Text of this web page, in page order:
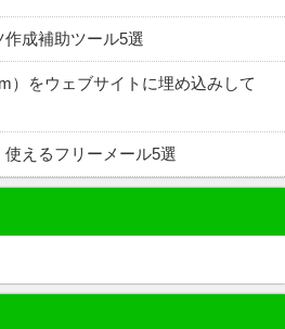
成補助ツール5選
）をウェブサイトに埋め込みして
えるフリーメール5選